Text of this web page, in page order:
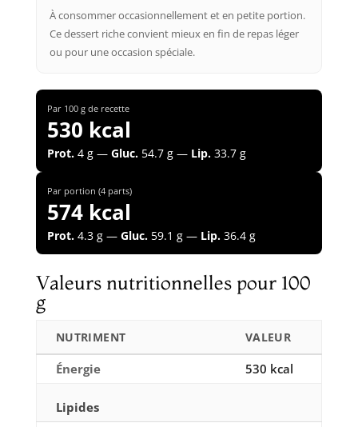
À consommer occasionnellement et en petite portion.
Ce dessert riche convient mieux en fin de repas léger
ou pour une occasion spéciale.
Par 100 g de recette
530 kcal
Prot.4 g — Gluc.54.7 g — Lip.33.7 g
Par portion (4 parts)
574 kcal
Prot.4.3 g — Gluc.59.1 g — Lip.36.4 g
Valeurs nutritionnelles pour 100
g
NUTRIMENT VALEUR
Énergie 530 kcal
Lipides